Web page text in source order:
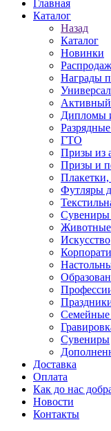
Главная
Каталог
Назад
Каталог
Новинки
Награды
Дипломы
ГТО
Призы из
Призы и
Плакетки,
Футляры
Сувениры
Животные
Искусство
Семейные
Сувениры
Доставка
Оплата
Как до нас
Новости
Контакты